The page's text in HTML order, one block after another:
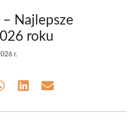
– Najlepsze
roku
r.
Share Share